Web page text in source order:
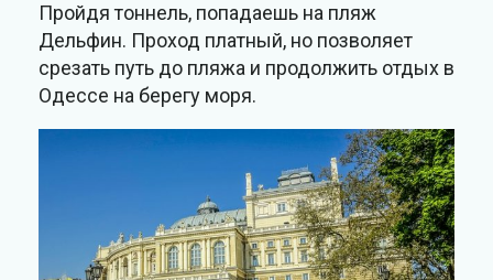
Пройдя тоннель, попадаешь на пляж
Дельфин. Проход платный, но позволяет
срезать путь до пляжа и продолжить отдых в
Одессе на берегу моря.